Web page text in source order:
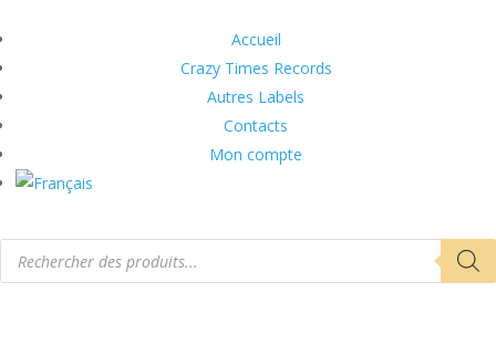
Accueil
Crazy Times Records
Autres Labels
Contacts
Mon compte
Recherche